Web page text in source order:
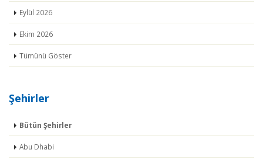
Eylül 2026
Ekim 2026
Tümünü Göster
Şehirler
Bütün Şehirler
Abu Dhabi